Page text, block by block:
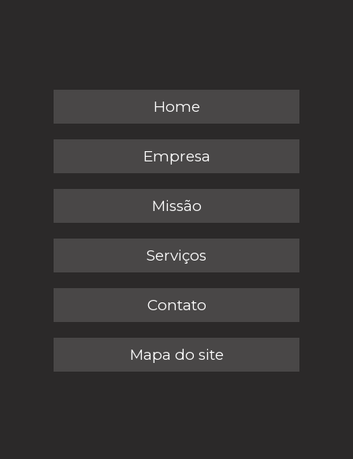
Home
Empresa
Missão
Serviços
Contato
Mapa do site